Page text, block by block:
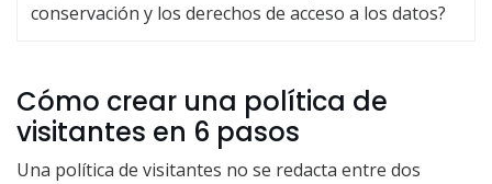
conservación y los derechos de acceso a los datos?
Cómo crear una política de
visitantes en 6 pasos
Una política de visitantes no se redacta entre dos